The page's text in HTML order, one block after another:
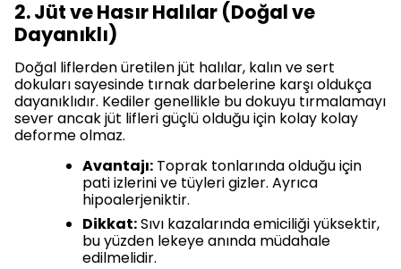
2. Jüt ve Hasır Halılar (Doğal ve
Dayanıklı)
Doğal liflerden üretilen jüt halılar, kalın ve sert
dokuları sayesinde tırnak darbelerine karşı oldukça
dayanıklıdır. Kediler genellikle bu dokuyu tırmalamayı
sever ancak jüt lifleri güçlü olduğu için kolay kolay
deforme olmaz.
Avantajı: Toprak tonlarında olduğu için
pati izlerini ve tüyleri gizler. Ayrıca
hipoalerjeniktir.
Dikkat:Sıvı kazalarında emiciliği yüksektir,
bu yüzden lekeye anında müdahale
edilmelidir.